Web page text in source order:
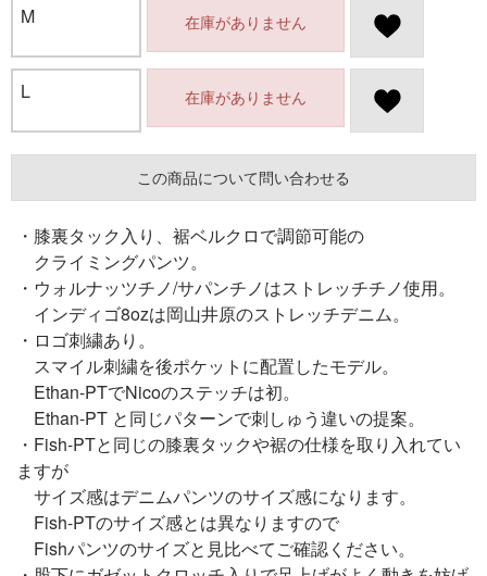
M 在庫がありません
L 在庫がありません
この商品について問い合わせる
・膝裏タック入り、裾ベルクロで調節可能の
クライミングパンツ。
・ウォルナッツチノ/サパンチノはストレッチチノ使用。
インディゴ8ozは岡山井原のストレッチデニム。
・ロゴ刺繍あり。
スマイル刺繍を後ポケットに配置したモデル。
Ethan-PTでNicoのステッチは初。
Ethan-PT と同じパターンで刺しゅう違いの提案。
・Fish-PTと同じの膝裏タックや裾の仕様を取り入れてい
ますが
サイズ感はデニムパンツのサイズ感になります。
Fish-PTのサイズ感とは異なりますので
Fishパンツのサイズと見比べてご確認ください。